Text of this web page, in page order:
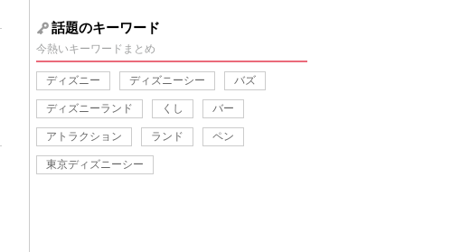
話題のキーワード
今熱いキーワードまとめ
ディズニー ディズニーシー バズ
ディズニーランド くし バー
アトラクション ランド ペン
東京ディズニーシー